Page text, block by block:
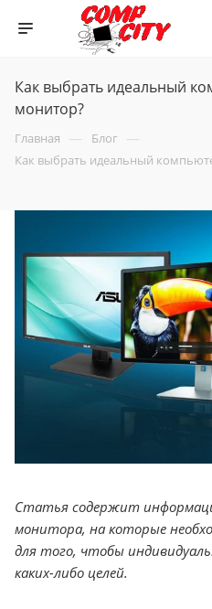
Как выбрать идеальный
монитор?
Главная — Блог —
Как выбрать идеальный
Статья содержит
монитора, на которые
для того, чтобы
каких-либо целей.